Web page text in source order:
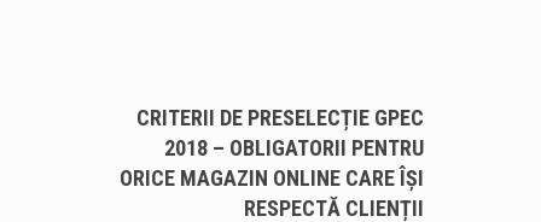
CRITERII DE PRESELECȚIE GPEC
2018 – OBLIGATORII PENTRU
ORICE MAGAZIN ONLINE CARE ÎȘI
RESPECTĂ CLIENȚII